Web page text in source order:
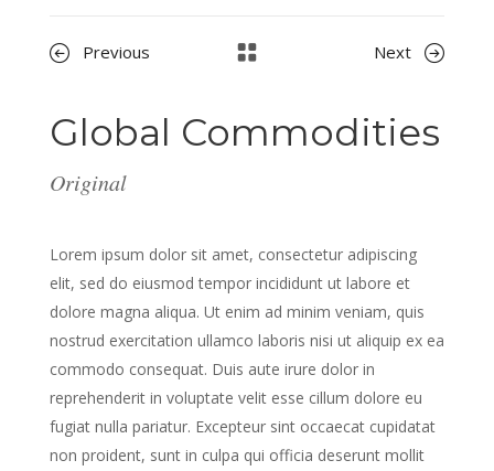
Previous Next
Global Commodities
Original
Lorem ipsum dolor sit amet, consectetur adipiscing
elit, sed do eiusmod tempor incididunt ut labore et
dolore magna aliqua. Ut enim ad minim veniam, quis
nostrud exercitation ullamco laboris nisi ut aliquip ex ea
commodo consequat. Duis aute irure dolor in
reprehenderit in voluptate velit esse cillum dolore eu
fugiat nulla pariatur. Excepteur sint occaecat cupidatat
non proident, sunt in culpa qui officia deserunt mollit